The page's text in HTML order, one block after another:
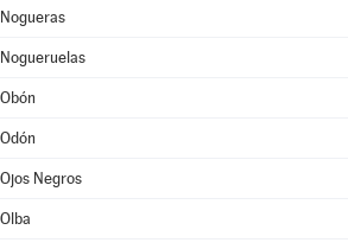
Nogueras
Nogueruelas
Obón
Odón
Ojos Negros
Olba